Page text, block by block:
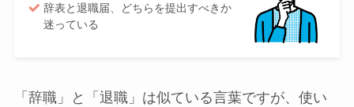
辞表と退職届、どちらを提出すべきか
迷っている
「辞職」と「退職」は似ている言葉ですが、使い